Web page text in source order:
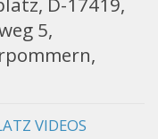
5,
VIDEOS